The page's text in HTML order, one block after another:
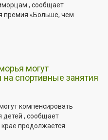
, сообщает
премия «Больше, чем
могут
спортивные занятия
компенсировать
детей , сообщает
продолжается